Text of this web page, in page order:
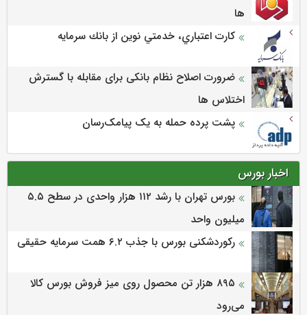
ها
كارت اعتباري، خدمتي نوين از بانك سرمايه
ضرورت اصلاح نظام بانکی برای مقابله با گسترش
اختلاس ها
پشت پرده حمله به یک پیامک‌رسان
اخبار بورس
بورس تهران با رشد ۱۱۲ هزار واحدی در سطح ۵.۵
میلیون واحد
رکوردشکنی بورس با جذب ۶.۲ همت سرمایه حقیقی
۸۹۵ هزار تن محصول روی میز فروش بورس کالا
می‌‌رود